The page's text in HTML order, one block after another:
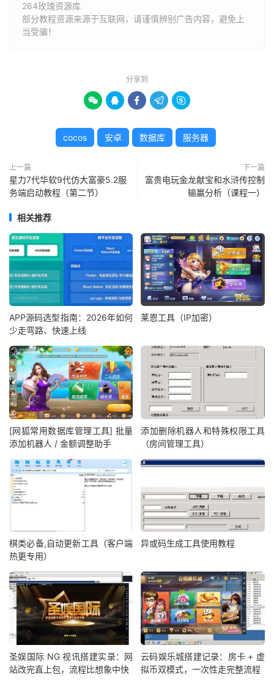
264玫瑰资源库
部分教程资源来源于互联网，请谨慎辨别广告内容，避免上
当受骗！
分享到
    
cocos 安卓 数据库 服务器
上一篇
星力7代华软9代仿大富豪5.2服
务端启动教程（第二节）
下一篇
富贵电玩金龙献宝和水浒传控制
输赢分析（课程一）
相关推荐
APP源码选型指南：2026年如何
少走弯路、快速上线
莱恩工具（IP加密）
[网狐常用数据库管理工具] 批量
添加机器人 / 金额调整助手
添加删除机器人和特殊权限工具
（房间管理工具）
棋类必备,自动更新工具（客户端
热更专用）
异或码生成工具使用教程
圣娱国际 NG 视讯搭建实录：网
站改完直上包，流程比想象中快
云码娱乐城搭建记录：房卡 + 虚
拟币双模式，一次性走完整流程